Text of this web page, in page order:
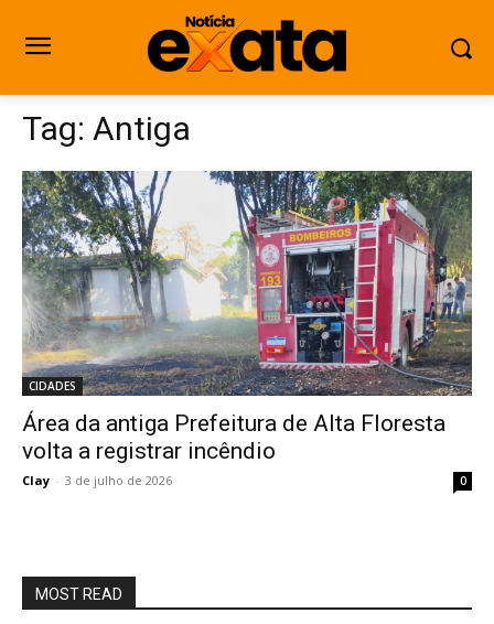
Tag: Antiga
CIDADES
Área da antiga Prefeitura de Alta Floresta
volta a registrar incêndio
Clay - 3 de julho de 2026 0
MOST READ